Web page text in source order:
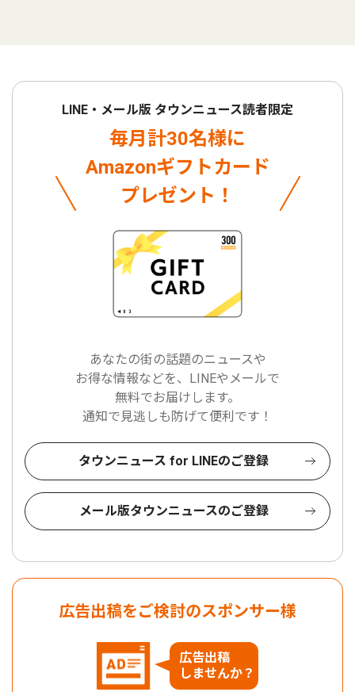
LINE・メール版 タウンニュース読者限定
毎月計30名様に
Amazonギフトカード
プレゼント！
あなたの街の話題のニュースや
お得な情報などを、LINEやメールで
無料でお届けします。
通知で見逃しも防げて便利です！
タウンニュース for LINEのご登録
メール版タウンニュースのご登録
広告出稿をご検討のスポンサー様
広告出稿
しませんか？